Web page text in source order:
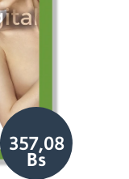
357,08
Bs